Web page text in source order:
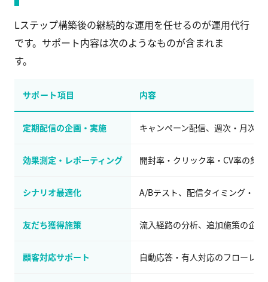
Lステップ構築後の継続的な運用を任せるのが運用代行
です。サポート内容は次のようなものが含まれま
す。
サポート項目 内容
定期配信の企画・実施 キャンペーン配信、週次・月次の
効果測定・レポーティング 開封率・クリック率・CV率の集
シナリオ最適化 A/Bテスト、配信タイミング・文
友だち獲得施策 流入経路の分析、追加施策の企画
顧客対応サポート 自動応答・有人対応のフローレビ